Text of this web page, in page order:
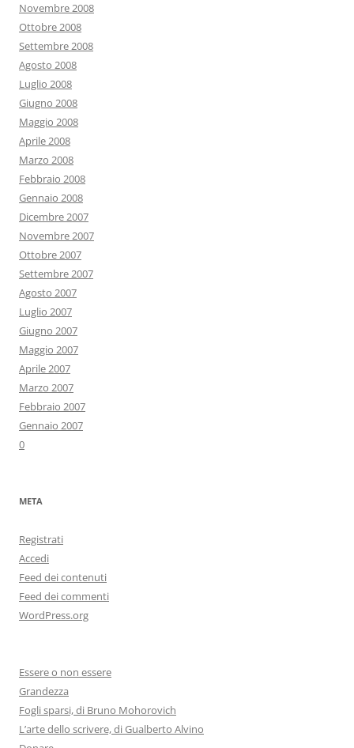
Novembre 2008
Ottobre 2008
Settembre 2008
Agosto 2008
Luglio 2008
Giugno 2008
Maggio 2008
Aprile 2008
Marzo 2008
Febbraio 2008
Gennaio 2008
Dicembre 2007
Novembre 2007
Ottobre 2007
Settembre 2007
Agosto 2007
Luglio 2007
Giugno 2007
Maggio 2007
Aprile 2007
Marzo 2007
Febbraio 2007
Gennaio 2007
0
META
Registrati
Accedi
Feed dei contenuti
Feed dei commenti
WordPress.org
Essere o non essere
Grandezza
Fogli sparsi, di Bruno Mohorovich
L’arte dello scrivere, di Gualberto Alvino